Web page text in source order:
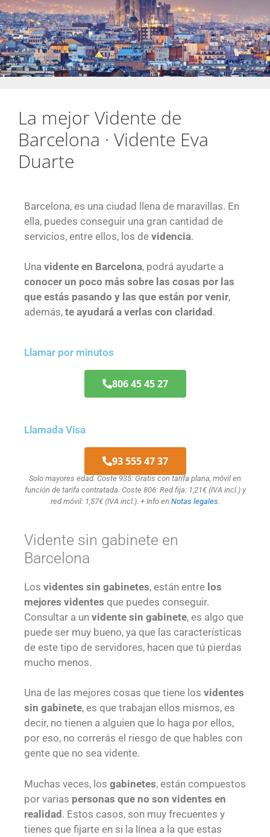
La mejor Vidente de
Barcelona · Vidente Eva
Duarte
Barcelona, es una ciudad llena de maravillas. En
ella, puedes conseguir una gran cantidad de
servicios, entre ellos, los de videncia.
Una vidente en Barcelona, podrá ayudarte a
conocer un poco más sobre las cosas por las
que estás pasando y las que están por venir,
además, te ayudará a verlas con claridad .
Llamar por minutos
806 45 45 27
Llamada Visa
93 555 47 37
Solo mayores edad. Coste 935: Gratis con tarifa plana, móvil en
función de tarifa contratada. Coste 806: Red fija: 1,21€ (IVA incl.) y
red móvil: 1,57€ (IVA incl.). + Info en Notas legales.
Vidente sin gabinete en
Barcelona
Los videntes sin gabinetes, están entre los
mejores videntes que puedes conseguir.
Consultar a un vidente sin gabinete, es algo que
puede ser muy bueno, ya que las características
de este tipo de servidores, hacen que tú pierdas
mucho menos.
Una de las mejores cosas que tiene los videntes
sin gabinete, es que trabajan ellos mismos, es
decir, no tienen a alguien que lo haga por ellos,
por eso, no correrás el riesgo de que hables con
gente que no sea vidente.
Muchas veces, los gabinetes, están compuestos
por varias personas que no son videntes en
realidad. Estos casos, son muy frecuentes y
tienes que fijarte en si la línea a la que estas